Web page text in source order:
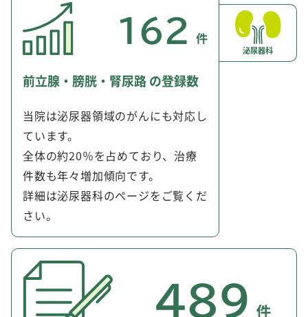
前立腺・膀胱・腎尿路 の登録数
当院は泌尿器領域のがんにも対応し
ています。
全体の約20％を占めており、治療
件数も年々増加傾向です。
詳細は泌尿器科のページをご覧くだ
さい。
泌尿器科